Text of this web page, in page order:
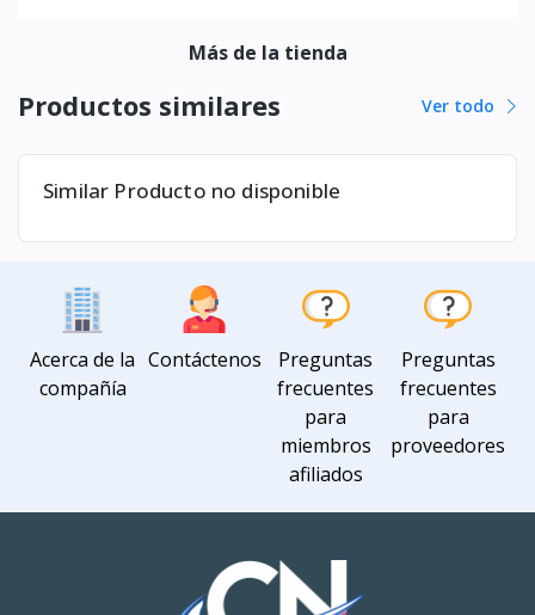
Más de la tienda
Productos similares Ver todo
Similar Producto no disponible
Acerca de la
compañía
Contáctenos
Preguntas
frecuentes
para
miembros
afiliados
Preguntas
frecuentes
para
proveedores